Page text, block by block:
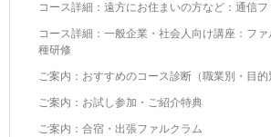
コース詳細：遠方にお住まいの方など：通信
コース詳細：一般企業・社会人向け講座：フ
種研修
ご案内：おすすめのコース診断（職業別・目的
ご案内：お試し参加・ご紹介特典
ご案内：合宿・出張ファルクラム